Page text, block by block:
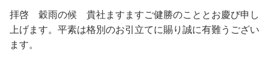
拝啓 穀雨の候 貴社ますますご健勝のこととお慶び申し
上げます。平素は格別のお引立てに賜り誠に有難うござい
ます。